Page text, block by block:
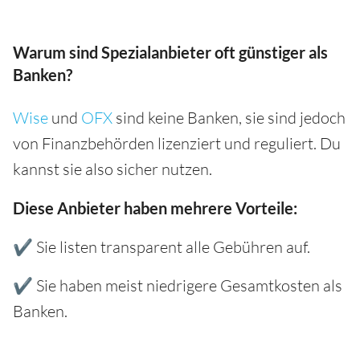
Warum sind Spezialanbieter oft günstiger als
Banken?
Wise und OFX sind keine Banken, sie sind jedoch
von Finanzbehörden lizenziert und reguliert. Du
kannst sie also sicher nutzen.
Diese Anbieter haben mehrere Vorteile:
✔ Sie listen transparent alle Gebühren auf.
✔ Sie haben meist niedrigere Gesamtkosten als
Banken.